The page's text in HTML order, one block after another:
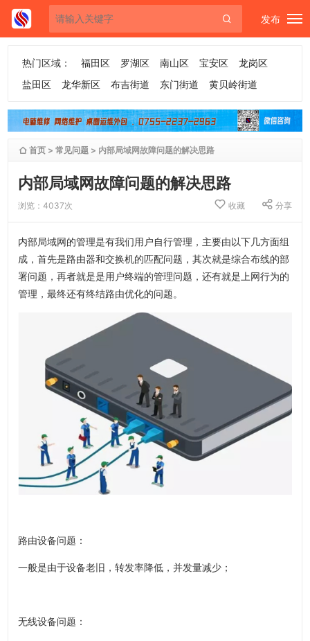
发布
热门区域： 福田区 罗湖区 南山区 宝安区
龙岗区
盐田区
龙华新区 布吉街道 东门街道 黄贝岭街道
首页> 常见问题> 内部局域网故障问题的解决思路
内部局域网故障问题的解决思路
浏览：4037次 收藏 分享
内部局域网的管理是有我们用户自行管理，主要由以下几方面组
成，首先是路由器和交换机的匹配问题，其次就是综合布线的部
署问题，再者就是是用户终端的管理问题，还有就是上网行为的
管理，最终还有终结路由优化的问题。
路由设备问题：
一般是由于设备老旧，转发率降低，并发量减少；
无线设备问题：